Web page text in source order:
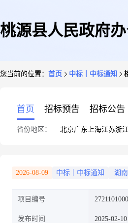
桃源县人民政府
您当前的位置： 首页 中标｜中标通知
首页 招标预告 招标公告
省份地区： 北京广东 上海江苏浙江
2026-08-09 中标｜中标通知 湖
项目编号
发布时间 2025-02-